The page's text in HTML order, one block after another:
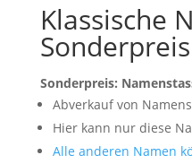
Klassische
Sonderpreis:
Abverkauf von
Hier kann nur diese
Alle anderen Namen